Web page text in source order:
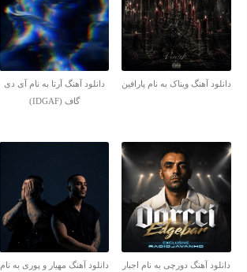
دانلود آهنگ ویناک به نام پارافین
دانلود آهنگ آرتا به نام آی دی
گاف (IDGAF)
دانلود آهنگ دورچی به نام اجبار
دانلود آهنگ مهیار و پوری به نام